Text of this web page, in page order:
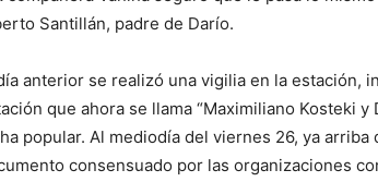
Santillán, padre de Darío.
anterior se realizó una vigilia en la estación,
que ahora se llama “Maximiliano Kosteki
popular. Al mediodía del viernes 26, ya
consensuado por las organizaciones